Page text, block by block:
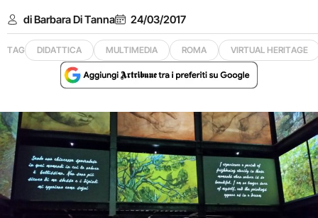
di Barbara Di Tanna 24/03/2017
TAG DIDATTICA MULTIMEDIA ROMA VIRTUAL HERITAGE